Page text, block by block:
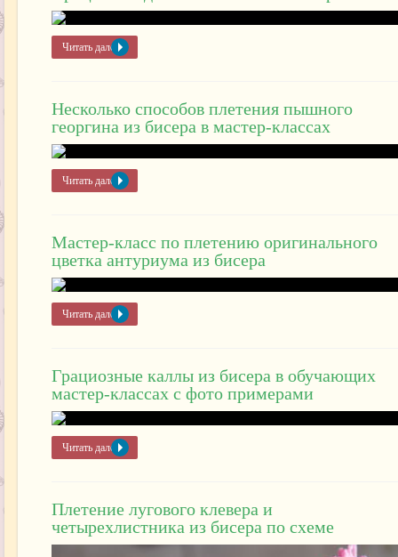
Читать далее »
Несколько способов плетения пышного
георгина из бисера в мастер-классах
Читать далее »
Мастер-класс по плетению оригинального
цветка антуриума из бисера
Читать далее »
Грациозные каллы из бисера в обучающих
мастер-классах с фото примерами
Читать далее »
Плетение лугового клевера и
четырехлистника из бисера по схеме